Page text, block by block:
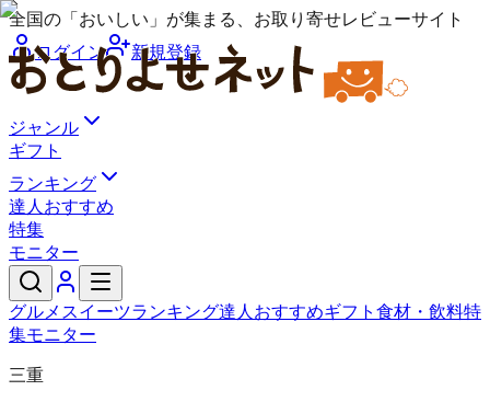
全国の「おいしい」が集まる、お取り寄せレビューサイト
ログイン
新規登録
ジャンル
ギフト
ランキング
達人おすすめ
特集
モニター
グルメ スイーツランキング達人おすすめギフト 食材・飲料特
集モニター
三重